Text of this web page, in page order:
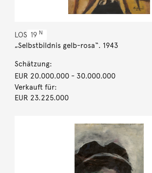
LOS 19 N
„Selbstbildnis gelb-rosa“. 1943
Schätzung:
EUR 20.000.000- 30.000.000
Verkauft für:
EUR 23.225.000